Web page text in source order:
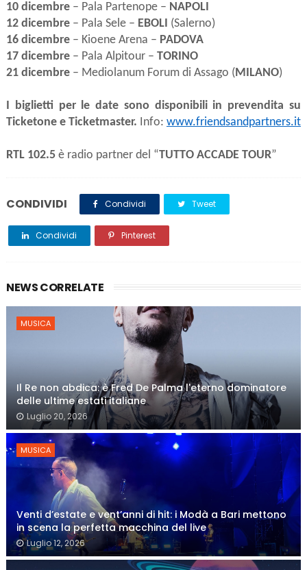
10 dicembre– Pala Partenope – NAPOLI
12 dicembre– Pala Sele – EBOLI (Salerno)
16 dicembre– Kioene Arena – PADOVA
17 dicembre– Pala Alpitour – TORINO
21 dicembre– Mediolanum Forum di Assago (MILANO)
I biglietti per le date sono disponibili in prevendita su
Ticketone e Ticketmaster. Info: www.friendsandpartners.it
RTL 102.5è radio partner del “TUTTO ACCADE TOUR”
CONDIVIDI Condividi Tweet
Condividi Pinterest
NEWS CORRELATE
MUSICA
Il Re non abdica: è Fred De Palma l'eterno dominatore
delle ultime estati italiane
Luglio 20, 2026
MUSICA
Venti d’estate e vent’anni di hit: i Modà a Bari mettono
in scena la perfetta macchina del live
Luglio 12, 2026